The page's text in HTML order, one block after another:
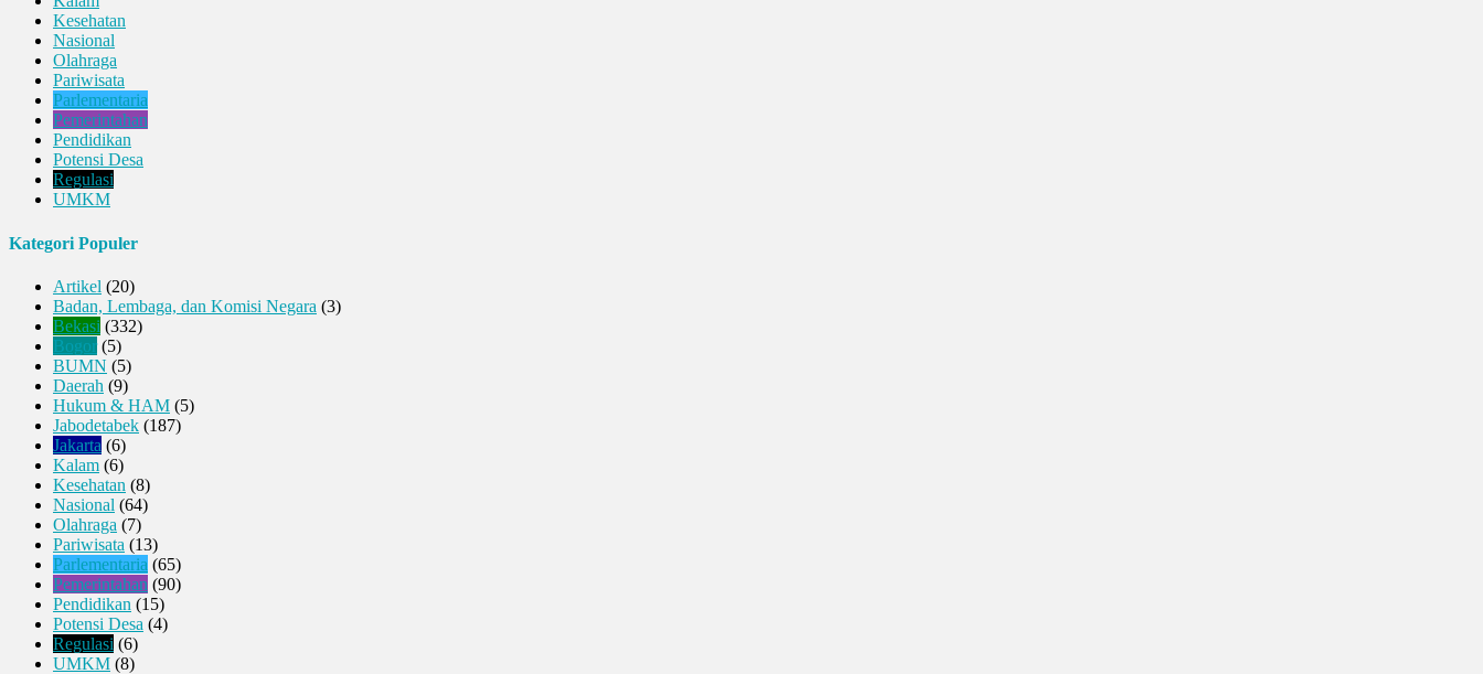
Kesehatan
Nasional
Olahraga
Pariwisata
Parlementaria
Pemerintahan
Pendidikan
Potensi Desa
Regulasi
UMKM
Kategori Populer
Artikel (20)
Badan, Lembaga, dan Komisi Negara (3)
Bekasi (332)
Bogor(5)
BUMN (5)
Daerah (9)
Hukum & HAM (5)
Jabodetabek (187)
Jakarta (6)
Kalam (6)
Kesehatan (8)
Nasional (64)
Olahraga (7)
Pariwisata (13)
Parlementaria (65)
Pemerintahan (90)
Pendidikan (15)
Potensi Desa (4)
Regulasi (6)
UMKM (8)